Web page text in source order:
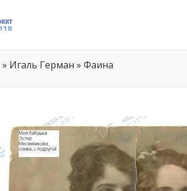
» Игаль Герман » Фаина